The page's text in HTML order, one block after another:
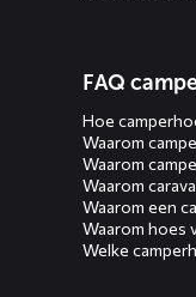
FAQ
Hoe
Waarom
Waarom
Waarom
Waarom een
Waarom hoes
Welke